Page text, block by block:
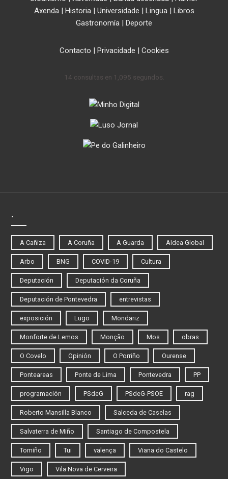
Axenda| Historia| Universidade | Lingua| Libros
Gastronomía | Deporte
Contacto | Privacidade | Cookies
14 consultas en 1,095 segundos.
.
A Cañiza A Coruña A Guarda Aldea Global
Arbo BNG COVID-19 Cultura
Deputación Deputación da Coruña
Deputación de Pontevedra entrevistas
exposición Lugo Mondariz
Monforte de Lemos Monção Mos obras
O Covelo Opinión O Porriño Ourense
Ponteareas Ponte de Lima Pontevedra PP
programación PSdeG PSdeG-PSOE rag
Roberto Mansilla Blanco Salceda de Caselas
Salvaterra de Miño Santiago de Compostela
Tomiño Tui valença Viana do Castelo
Vigo Vila Nova de Cerveira